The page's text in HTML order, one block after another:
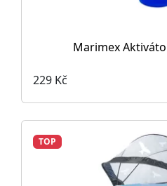
Marimex
229 Kč
TOP